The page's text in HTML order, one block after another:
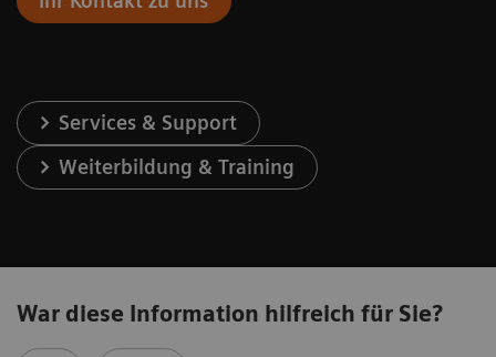
Services & Support
Weiterbildung & Training
War diese Information hilfreich für Sie?